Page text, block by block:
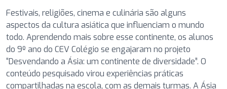
Festivais, religiões, cinema e culinária são alguns
aspectos da cultura asiática que influenciam o mundo
todo. Aprendendo mais sobre esse continente, os alunos
do 9º ano do CEV Colégio se engajaram no projeto
“Desvendando a Ásia: um continente de diversidade”. O
conteúdo pesquisado virou experiências práticas
compartilhadas na escola, com as demais turmas. A Ásia